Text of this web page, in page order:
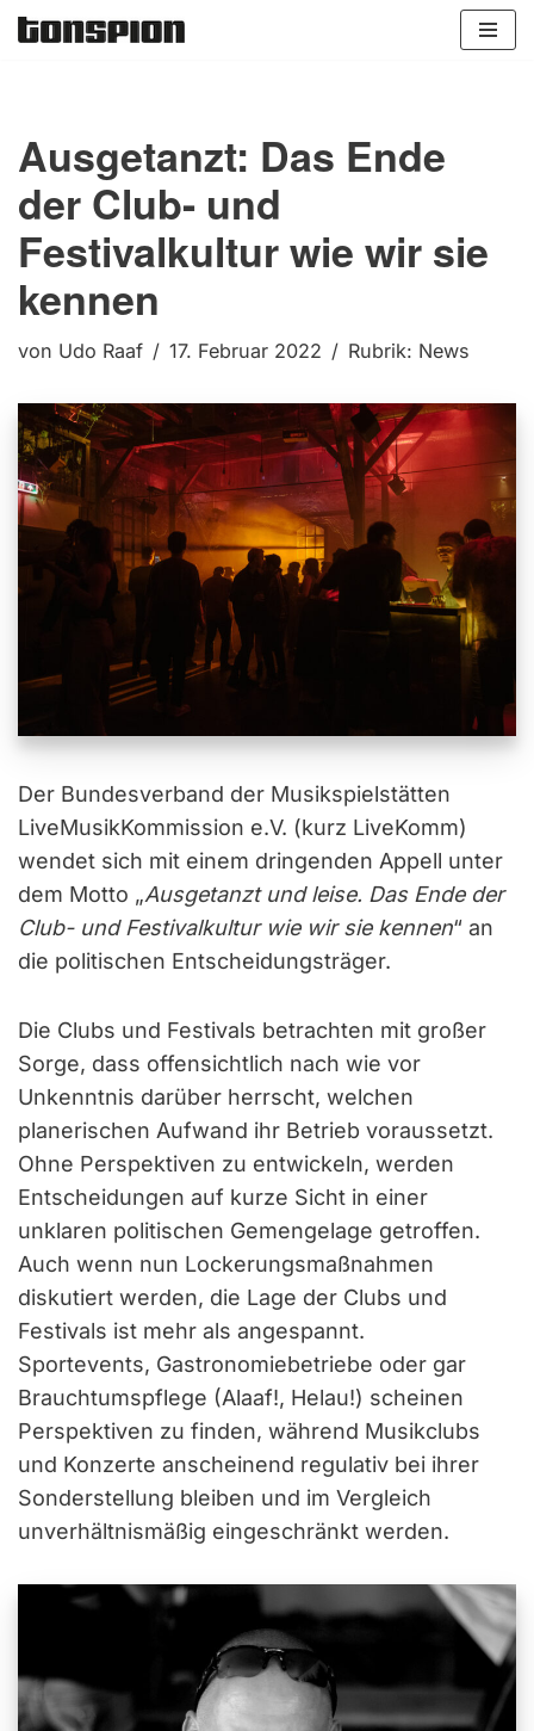
Ausgetanzt: Das Ende
der Club- und
Festivalkultur wie wir sie
kennen
von Udo Raaf 17. Februar 2022 Rubrik: News
Der Bundesverband der Musikspielstätten
LiveMusikKommission e.V. (kurz LiveKomm)
wendet sich mit einem dringenden Appell unter
dem Motto „Ausgetanzt und leise. Das Ende der
Club- und Festivalkultur wie wir sie kennen“ an
die politischen Entscheidungsträger.
Die Clubs und Festivals betrachten mit großer
Sorge, dass offensichtlich nach wie vor
Unkenntnis darüber herrscht, welchen
planerischen Aufwand ihr Betrieb voraussetzt.
Ohne Perspektiven zu entwickeln, werden
Entscheidungen auf kurze Sicht in einer
unklaren politischen Gemengelage getroffen.
Auch wenn nun Lockerungsmaßnahmen
diskutiert werden, die Lage der Clubs und
Festivals ist mehr als angespannt.
Sportevents, Gastronomiebetriebe oder gar
Brauchtumspflege (Alaaf!, Helau!) scheinen
Perspektiven zu finden, während Musikclubs
und Konzerte anscheinend regulativ bei ihrer
Sonderstellung bleiben und im Vergleich
unverhältnismäßig eingeschränkt werden.